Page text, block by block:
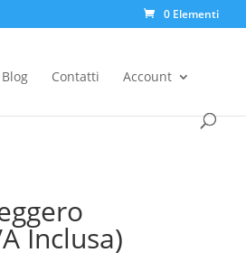
0 Elementi
Blog Contatti Account
Inclusa)